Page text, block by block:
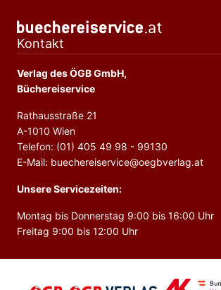
Kontakt
Verlag des ÖGB GmbH,
Büchereiservice
Rathausstraße 21
A-1010 Wien
Telefon: (01) 405 49 98 - 99130
E-Mail: buechereiservice@oegbverlag.at
Unsere Servicezeiten:
Montag bis Donnerstag 9:00 bis 16:00 Uhr
Freitag 9:00 bis 12:00 Uhr